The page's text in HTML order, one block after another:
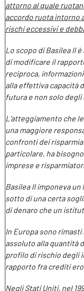
attorno al quale
accordo ruota intorno
rischi eccessivi e
Lo scopo di Basilea II
di modificare il
reciproca,
alla effettiva capacità
futura e non solo
L’atteggiamento che
una maggiore
confronti dei
particolare, ha
imprese e
Basilea II imponeva
sotto di una certa
di denaro che un
In Europa sono
assoluto alla quantità
profilo di rischio degli
rapporto fra crediti
Negli Stati Uniti, nel